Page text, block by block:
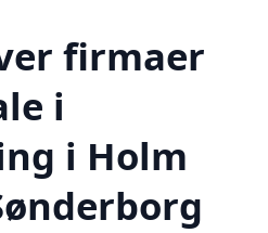
firmaer
i
i Holm